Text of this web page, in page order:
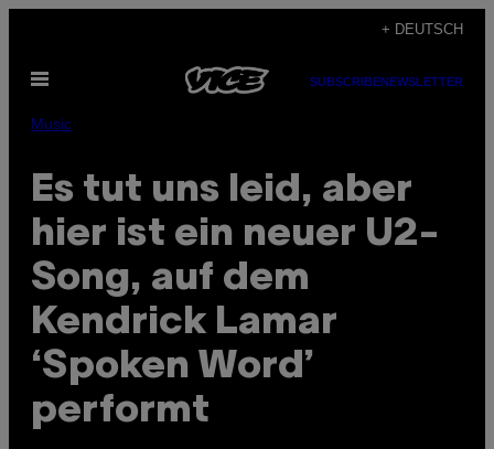
content
+ DEUTSCH
Open
SUBSCRIBENEWSLETTER
Music
Es tut uns leid, aber
hier ist ein neuer U2-
Song, auf dem
Kendrick Lamar
‘Spoken Word’
performt